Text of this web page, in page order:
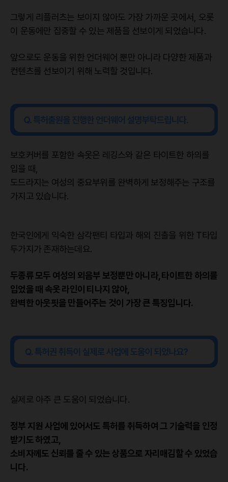
그렇게 리플러츠는 보이지 않아도 가장 가까운 곳에서, 오롯
이 운동에만 집중할 수 있는 제품을 선보이게 되었습니다.
앞으로도 운동을 위한 언더웨어 뿐만 아니라 다양한 제품과
컨텐츠를 선보이기 위해 노력할 것입니다.
보호커버를 포함한 속옷은 레깅스와 같은 타이트한 하의를
입을 때,
도드라지는 여성의 중요부위를 완벽하게 보정해주는 구조를
가지고 있습니다.
한국인에게 익숙한 삼각팬티 타입과 해외 진출을 위한 T타입
두가지가 존재하는데요.
두종류 모두 여성의 외음부 보정뿐만 아니라, 타이트한 하의를
입었을 때 속옷 라인이 티나지 않아,
완벽한 아웃핏을 만들어주는 것이 가장 큰 특징입니다.
실제로 아주 큰 도움이 되었습니다.
정부 지원 사업에 있어서도 특허를 취득하여 그 기술력을 인정
받기도 하였고,
소비자께도 신뢰를 줄 수 있는 상품으로 자리매김할 수 있었습
니다.